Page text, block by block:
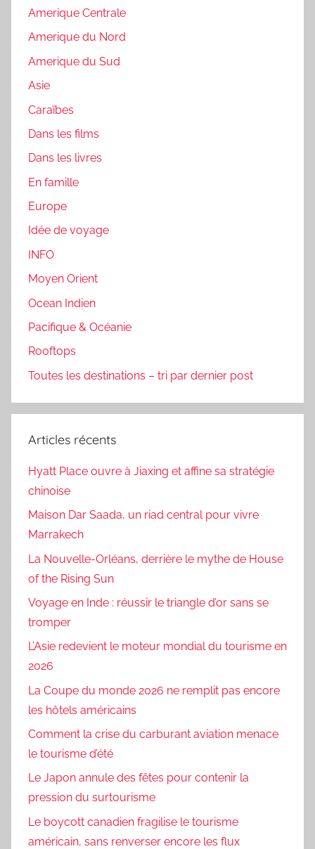
Amerique Centrale
Amerique du Nord
Amerique du Sud
Asie
Caraïbes
Dans les films
Dans les livres
En famille
Europe
Idée de voyage
INFO
Moyen Orient
Ocean Indien
Pacifique & Océanie
Rooftops
Toutes les destinations – tri par dernier post
Articles récents
Hyatt Place ouvre à Jiaxing et affine sa stratégie
chinoise
Maison Dar Saada, un riad central pour vivre
Marrakech
La Nouvelle-Orléans, derrière le mythe de House
of the Rising Sun
Voyage en Inde : réussir le triangle d’or sans se
tromper
L’Asie redevient le moteur mondial du tourisme en
2026
La Coupe du monde 2026 ne remplit pas encore
les hôtels américains
Comment la crise du carburant aviation menace
le tourisme d’été
Le Japon annule des fêtes pour contenir la
pression du surtourisme
Le boycott canadien fragilise le tourisme
américain, sans renverser encore les flux